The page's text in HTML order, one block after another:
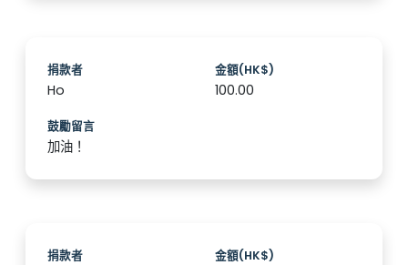
捐款者
Ho
金額(HK$)
100.00
鼓勵留言
加油！
捐款者 金額(HK$)